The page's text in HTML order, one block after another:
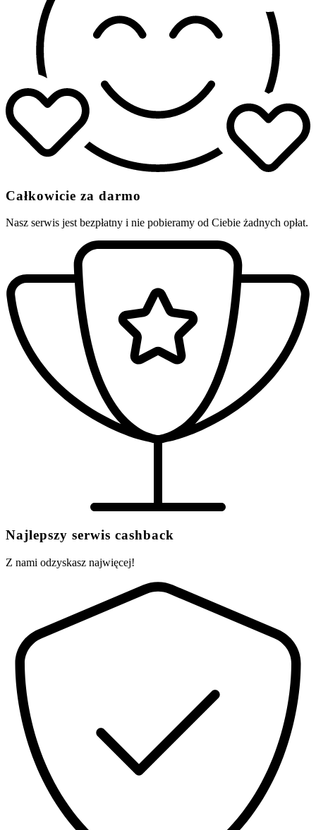
Całkowicie za darmo
Nasz serwis jest bezpłatny i nie pobieramy od Ciebie żadnych opłat.
Najlepszy serwis cashback
Z nami odzyskasz najwięcej!